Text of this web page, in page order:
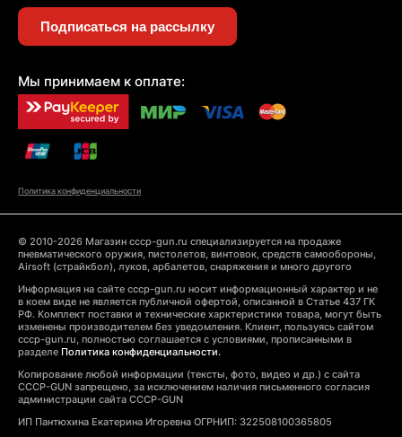
Подписаться на рассылку
Мы принимаем к оплате:
Политика конфиденциальности
© 2010-2026 Магазин cccp-gun.ru специализируется на продаже
пневматического оружия, пистолетов, винтовок, средств самообороны,
Airsoft (страйкбол), луков, арбалетов, снаряжения и много другого
Информация на сайте cccp-gun.ru носит информационный характер и не
в коем виде не является публичной офертой, описанной в Статье 437 ГК
РФ. Комплект поставки и технические харктеристики товара, могут быть
изменены производителем без уведомления. Клиент, пользуясь сайтом
cccp-gun.ru, полностью соглашается с условиями, прописанными в
разделе Политика конфиденциальности.
Копирование любой информации (тексты, фото, видео и др.) с сайта
CCCP-GUN запрещено, за исключением наличия письменного согласия
администрации сайта CCCP-GUN
ИП Пантюхина Екатерина Игоревна ОГРНИП: 322508100365805